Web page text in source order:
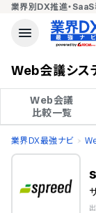
業界別DX推進・
Web会議シス
Web会議
比較一覧
業界DX最強ナビ